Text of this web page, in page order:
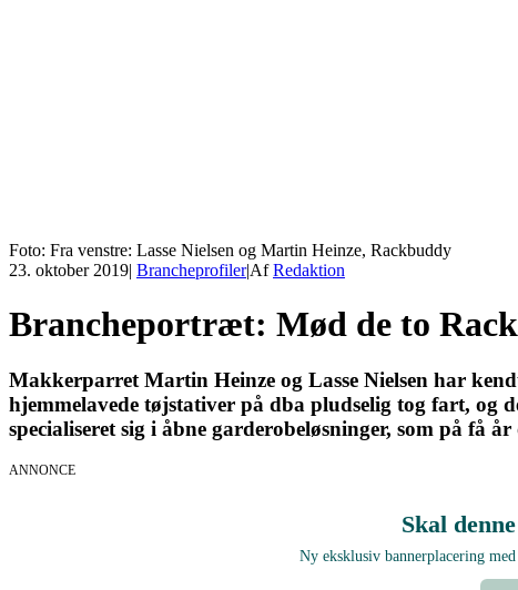
Foto: Fra venstre: Lasse Nielsen og Martin Heinze, Rackbuddy
23. oktober 2019| Brancheprofiler|AfRedaktion
Brancheportræt: Mød de to
Makkerparret Martin Heinze og Lasse Nielsen har
hjemmelavede tøjstativer på dba pludselig tog fart, og
specialiseret sig i åbne garderobeløsninger, som på få
ANNONCE
Skal
Ny eksklusiv bannerplacering